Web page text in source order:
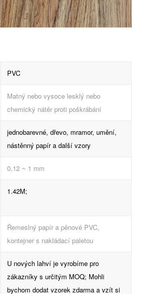
PVC
Matný nebo vysoce lesklý nebo
chemický nátěr proti poškrábání
jednobarevné, dřevo, mramor, umění,
nástěnný papír a další vzory
0,12 ~ 1 mm
1.42M;
Řemeslný papír a pěnové PVC,
kontejner s nakládací paletou
U nových lahví je vyrobíme pro
zákazníky s určitým MOQ; Mohli
bychom dodat vzorek zdarma a vzít si